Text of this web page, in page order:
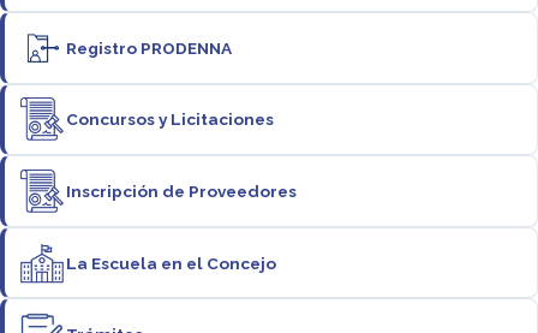
Registro PRODENNA
Concursos y Licitaciones
Inscripción de Proveedores
La Escuela en el Concejo